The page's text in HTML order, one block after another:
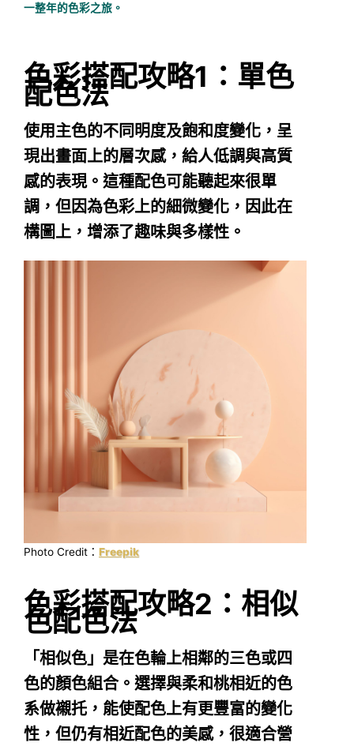
一整年的色彩之旅。
色彩搭配攻略1：單色
配色法
使用主色的不同明度及飽和度變化，呈
現出畫面上的層次感，給人低調與高質
感的表現。這種配色可能聽起來很單
調，但因為色彩上的細微變化，因此在
構圖上，增添了趣味與多樣性。
Photo Credit： Freepik
色彩搭配攻略2：相似
色配色法
「相似色」是在色輪上相鄰的三色或四
色的顏色組合。選擇與柔和桃相近的色
系做襯托，能使配色上有更豐富的變化
性，但仍有相近配色的美感，很適合營